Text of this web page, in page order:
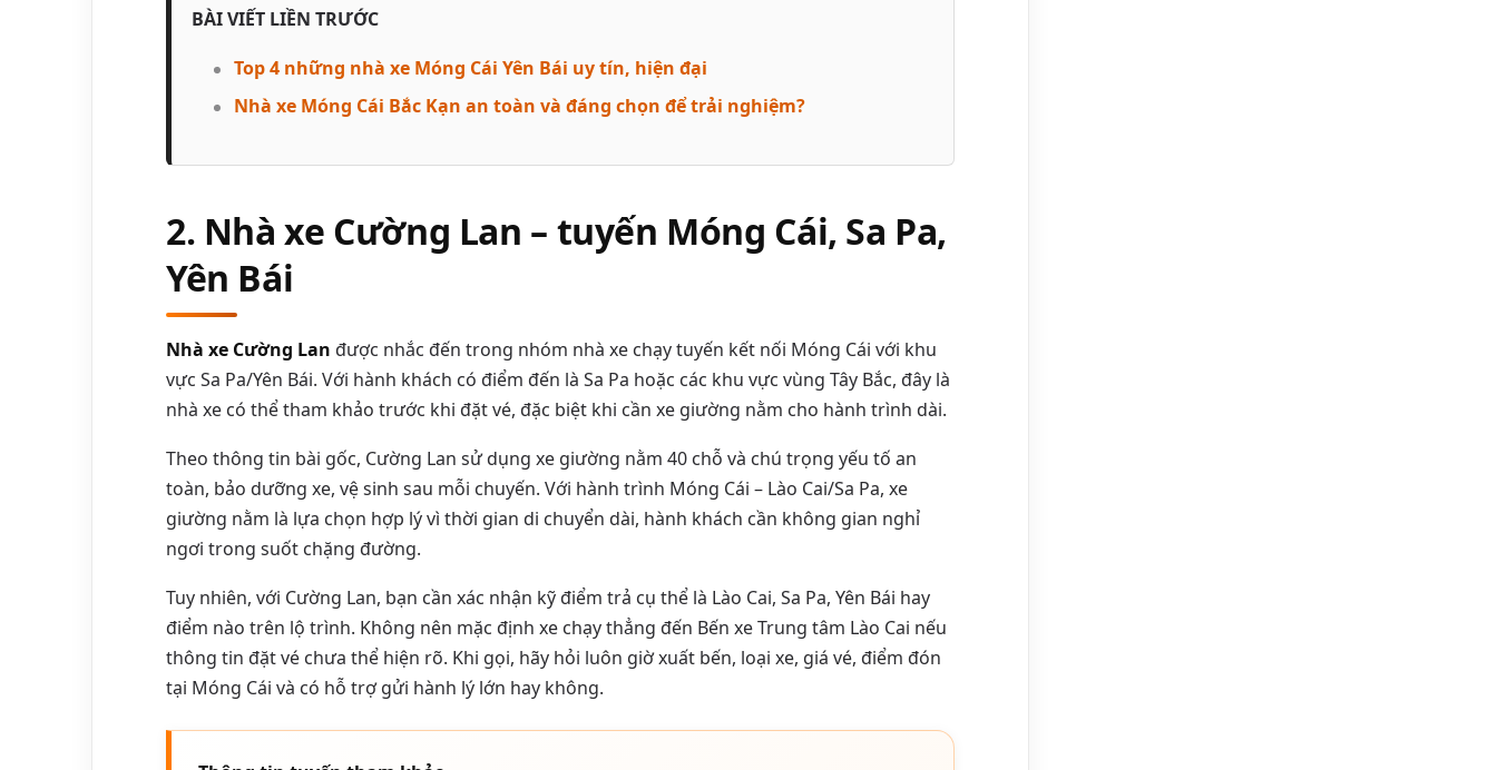
BÀI VIẾT LIỀN TRƯỚC
Top 4 những nhà xe Móng Cái Yên Bái uy tín, hiện đại
Nhà xe Móng Cái Bắc Kạn an toàn và đáng chọn để trải nghiệm?
2. Nhà xe Cường Lan – tuyến Móng Cái, Sa Pa,
Yên Bái
Nhà xe Cường Lan được nhắc đến trong nhóm nhà xe chạy tuyến kết nối Móng Cái với khu
vực Sa Pa/Yên Bái. Với hành khách có điểm đến là Sa Pa hoặc các khu vực vùng Tây Bắc, đây là
nhà xe có thể tham khảo trước khi đặt vé, đặc biệt khi cần xe giường nằm cho hành trình dài.
Theo thông tin bài gốc, Cường Lan sử dụng xe giường nằm 40 chỗ và chú trọng yếu tố an
toàn, bảo dưỡng xe, vệ sinh sau mỗi chuyến. Với hành trình Móng Cái – Lào Cai/Sa Pa, xe
giường nằm là lựa chọn hợp lý vì thời gian di chuyển dài, hành khách cần không gian nghỉ
ngơi trong suốt chặng đường.
Tuy nhiên, với Cường Lan, bạn cần xác nhận kỹ điểm trả cụ thể là Lào Cai, Sa Pa, Yên Bái hay
điểm nào trên lộ trình. Không nên mặc định xe chạy thẳng đến Bến xe Trung tâm Lào Cai nếu
thông tin đặt vé chưa thể hiện rõ. Khi gọi, hãy hỏi luôn giờ xuất bến, loại xe, giá vé, điểm đón
tại Móng Cái và có hỗ trợ gửi hành lý lớn hay không.